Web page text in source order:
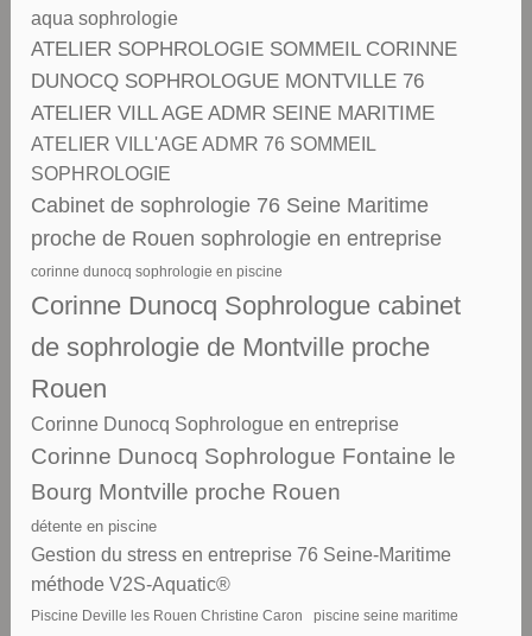
aqua sophrologie
ATELIER SOPHROLOGIE SOMMEIL CORINNE
DUNOCQ SOPHROLOGUE MONTVILLE 76
ATELIER VILL AGE ADMR SEINE MARITIME
ATELIER VILL'AGE ADMR 76 SOMMEIL
SOPHROLOGIE
Cabinet de sophrologie 76 Seine Maritime
proche de Rouen sophrologie en entreprise
corinne dunocq sophrologie en piscine
Corinne Dunocq Sophrologue cabinet
de sophrologie de Montville proche
Rouen
Corinne Dunocq Sophrologue en entreprise
Corinne Dunocq Sophrologue Fontaine le
Bourg Montville proche Rouen
détente en piscine
Gestion du stress en entreprise 76 Seine-Maritime
méthode V2S-Aquatic®
Piscine Deville les Rouen Christine Caron piscine seine maritime